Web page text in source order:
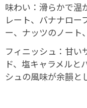
味わい：滑らかで温
レート、バナナロー
ー、ナッツのノート
フィニッシュ：甘い
ド、塩キャラメルと
シュの風味が余韻と